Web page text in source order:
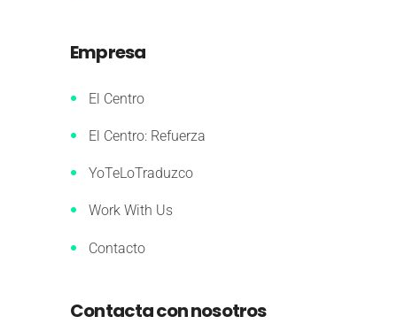
Empresa
El Centro
El Centro: Refuerza
YoTeLoTraduzco
Work With Us
Contacto
Contacta con nosotros